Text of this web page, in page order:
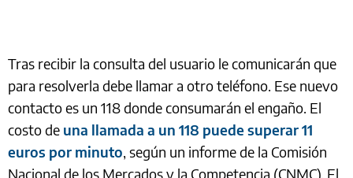
Tras recibir la consulta del usuario le comunicarán que
para resolverla debe llamar a otro teléfono. Ese nuevo
contacto es un 118 donde consumarán el engaño. El
costo de una llamada a un 118 puede superar 11
euros por minuto, según un informe de la Comisión
Nacional de los Mercados y la Competencia (CNMC). El